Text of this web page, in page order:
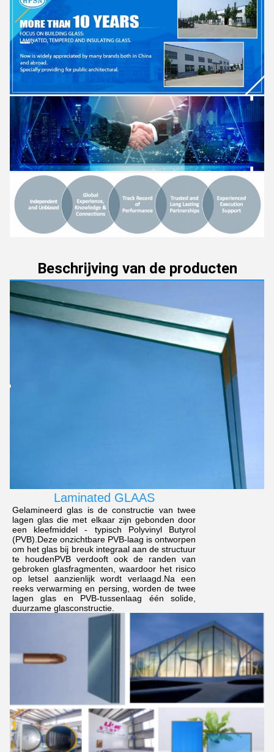
Beschrijving van de producten
Laminated GLAAS
Gelamineerd glas is de constructie van twee
lagen glas die met elkaar zijn gebonden door
een kleefmiddel - typisch Polyvinyl Butyrol
(PVB).Deze onzichtbare PVB-laag is ontworpen
om het glas bij breuk integraal aan de structuur
te houdenPVB verdooft ook de randen van
gebroken glasfragmenten, waardoor het risico
op letsel aanzienlijk wordt verlaagd.Na een
reeks verwarming en persing, worden de twee
lagen glas en PVB-tussenlaag één solide,
duurzame glasconstructie.